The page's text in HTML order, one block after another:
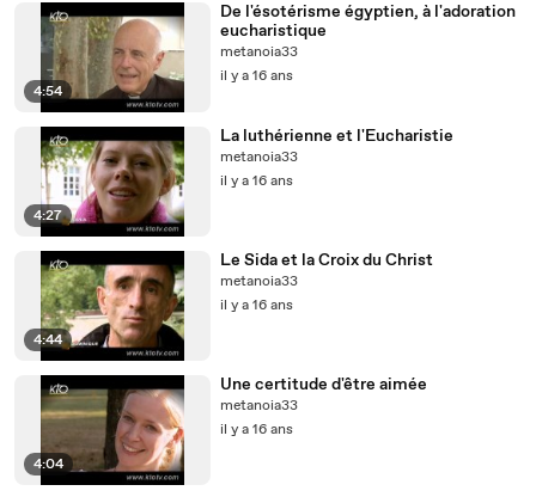
4:54
De l'ésotérisme égyptien, à l'adoration
eucharistique
metanoia33
il y a 16 ans
4:27
La luthérienne et l'Eucharistie
metanoia33
il y a 16 ans
4:44
Le Sida et la Croix du Christ
metanoia33
il y a 16 ans
4:04
Une certitude d'être aimée
metanoia33
il y a 16 ans